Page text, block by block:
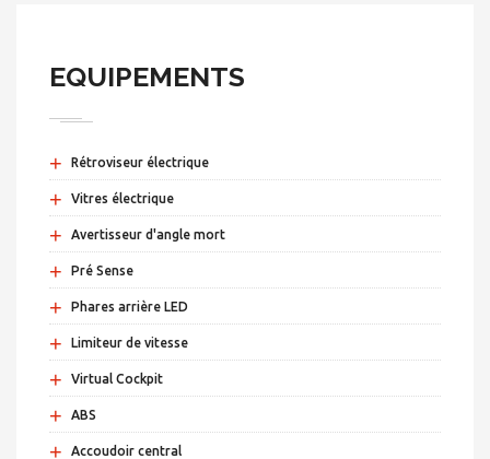
EQUIPEMENTS
+ Rétroviseur électrique
+ Vitres électrique
+ Avertisseur d'angle mort
+ Pré Sense
+ Phares arrière LED
+ Limiteur de vitesse
+ Virtual Cockpit
+ ABS
+ Accoudoir central